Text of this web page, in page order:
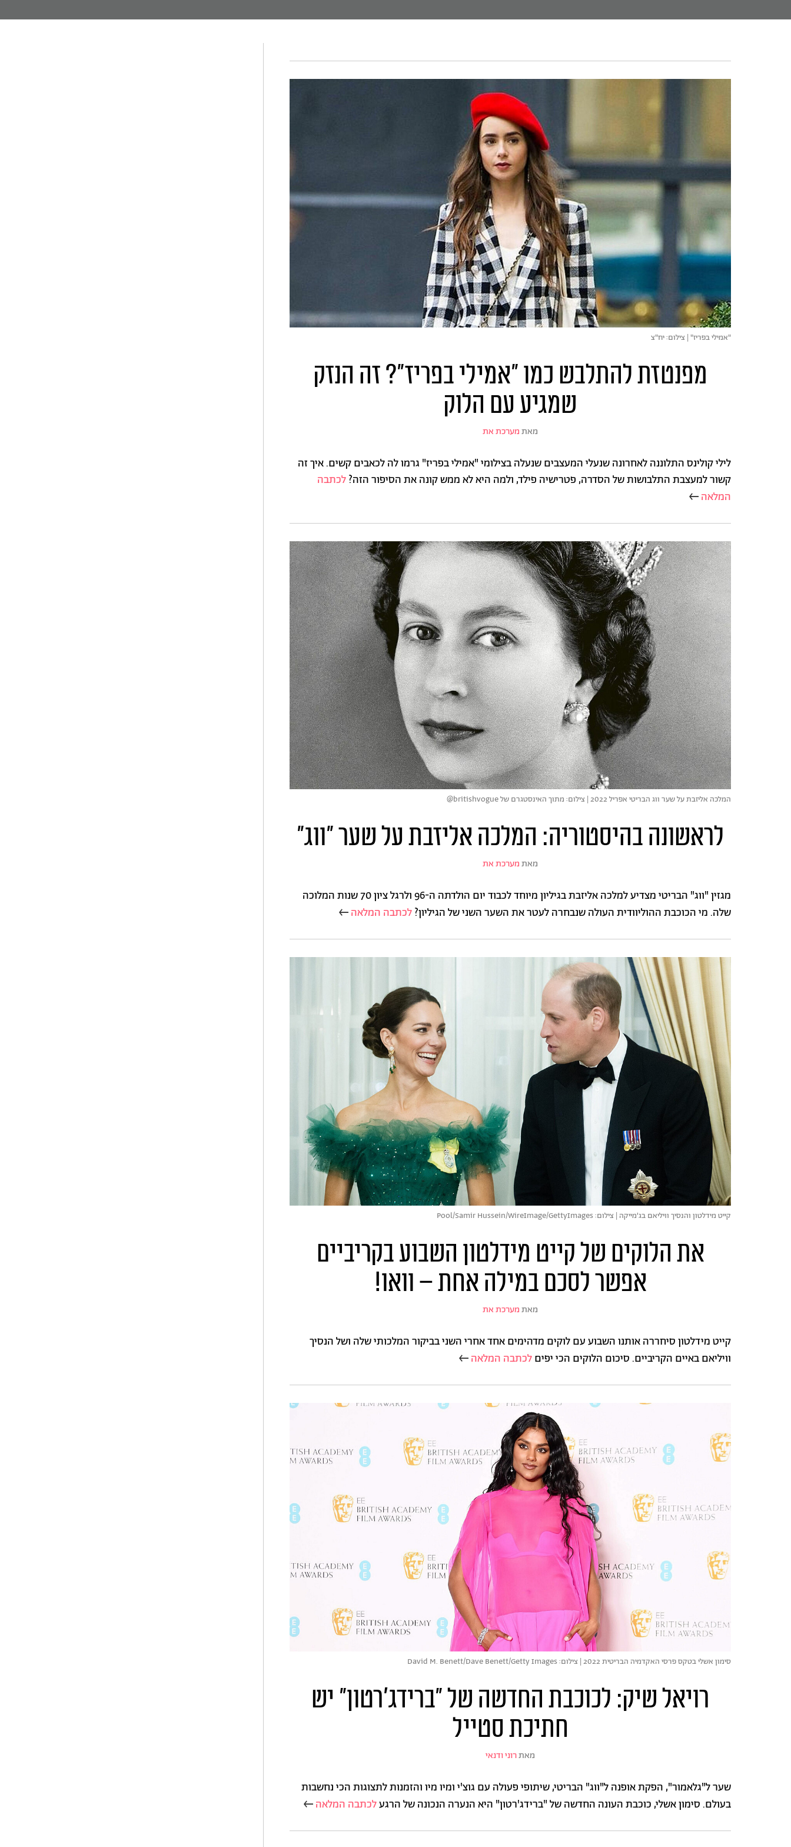
"אמילי בפריז" | צילום: יח"צ
מפנטזת להתלבש כמו "אמילי בפריז"? זה הנזק
שמגיע עם הלוק
מאתמערכת את
לילי קולינס התלוננה לאחרונה שנעלי המעצבים שנעלה בצילומי "אמילי בפריז" גרמו לה לכאבים קשים. איך זה
קשור למעצבת התלבושות של הסדרה, פטרישיה פילד, ולמה היא לא ממש קונה את הסיפור הזה?לכתבה
המלאה
המלכה אליזבת על שער ווג הבריטי אפריל 2022 | צילום: מתוך האינסטגרם של britishvogue@
לראשונה בהיסטוריה: המלכה אליזבת על שער "ווג"
מאתמערכת את
מגזין "ווג" הבריטי מצדיע למלכה אליזבת בגיליון מיוחד לכבוד יום הולדתה ה-96 ולרגל ציון 70 שנות המלוכה
שלה. מי הכוכבת ההוליוודית העולה שנבחרה לעטר את השער השני של הגיליון?לכתבה המלאה
קייט מידלטון והנסיך וויליאם בג'מייקה | צילום: Pool/Samir Hussein/WireImage/GettyImages
את הלוקים של קייט מידלטון השבוע בקריביים
אפשר לסכם במילה אחת – וואו!
מאתמערכת את
קייט מידלטון סיחררה אותנו השבוע עם לוקים מדהימים אחד אחרי השני בביקור המלכותי שלה ושל הנסיך
וויליאם באיים הקריביים. סיכום הלוקים הכי יפיםלכתבה המלאה
סימון אשלי בטקס פרסי האקדמיה הבריטית 2022 | צילום: David M. Benett/Dave Benett/Getty Images
רויאל שיק: לכוכבת החדשה של "ברידג'רטון" יש
חתיכת סטייל
מאתרוני ודנאי
שער ל"גלאמור", הפקת אופנה ל"ווג" הבריטי, שיתופי פעולה עם גוצ'י ומיו מיו והזמנות לתצוגות הכי נחשבות
בעולם. סימון אשלי, כוכבת העונה החדשה של "ברידג'רטון" היא הנערה הנכונה של הרגעלכתבה המלאה